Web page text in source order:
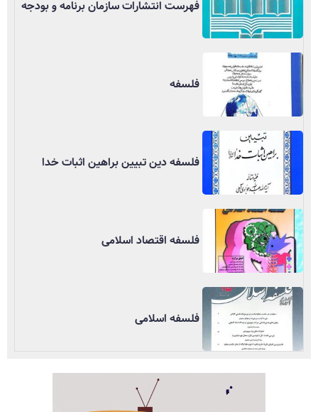
فهرست انتشارات سازمان برنامه و بودجه
فلسفه
فلسفه دین تبیین براهین اثبات خدا
فلسفه اقتصاد اسلامی
فلسفه اسلامی